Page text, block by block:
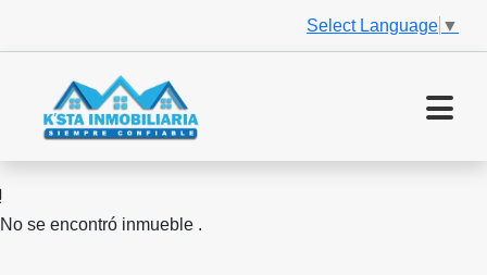
Select Language ▼
No se encontró inmueble .